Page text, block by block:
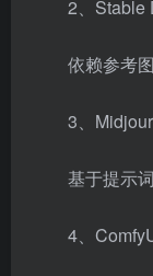
2、Stable
依赖参考
3、
基于提示
4、